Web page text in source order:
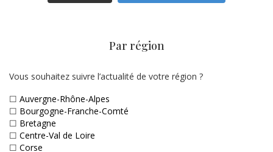
Par région
Vous souhaitez suivre l’actualité de votre région ?
☐ Auvergne-Rhône-Alpes
☐ Bourgogne-Franche-Comté
☐ Bretagne
☐ Centre-Val de Loire
☐ Corse